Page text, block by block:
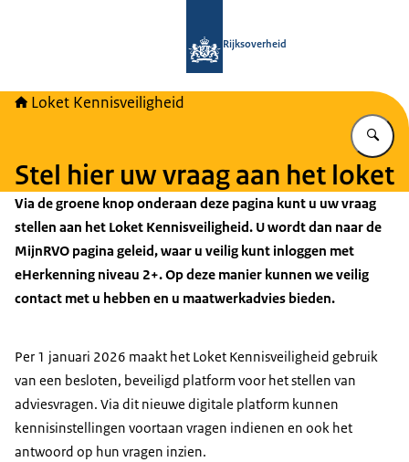
Rijksoverheid
Loket Kennisveiligheid
Stel hier uw vraag aan het loket
Via de groene knop onderaan deze pagina kunt u uw vraag
stellen aan het Loket Kennisveiligheid. U wordt dan naar de
MijnRVO pagina geleid, waar u veilig kunt inloggen met
eHerkenning niveau 2+.Op deze manier kunnen we veilig
contact met u hebben en u maatwerkadvies bieden.
Per 1 januari 2026 maakt het Loket Kennisveiligheid gebruik
van een besloten, beveiligd platform voor het stellen van
adviesvragen. Via dit nieuwe digitale platform kunnen
kennisinstellingen voortaan vragen indienen en ook het
antwoord op hun vragen inzien.